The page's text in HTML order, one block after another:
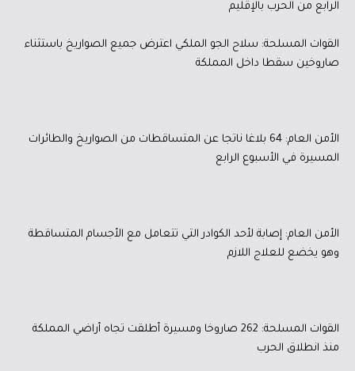
الرابع من الحرب بالإقليم
القوات المسلحة: سلاح الجو الملكي اعترض جميع الصواريخ باستثناء
صاروخين سقطا داخل المملكة
الأمن العام: 64 بلاغا ناتجا عن المتساقطات من الصواريخ والطائرات
المسيرة في الأسبوع الرابع
الأمن العام: إصابة لأحد الكوادر التي تتعامل مع الأجسام المتساقطة
وهو يخضع للعلاج اللازم
القوات المسلحة: 262 صاروخا ومسيرة أطلقت تجاه أراضي المملكة
منذ انطلاق الحرب